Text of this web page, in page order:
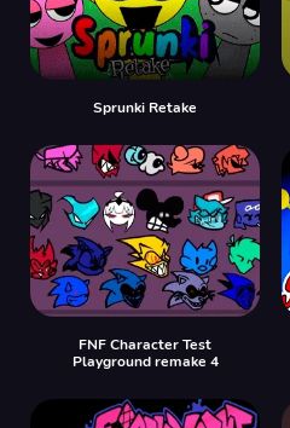
Sprunki Retake
FNF Character Test
Playground remake 4